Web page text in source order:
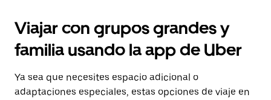
Viajar con grupos grandes y
familia usando la app de Uber
Ya sea que necesites espacio adicional o
adaptaciones especiales, estas opciones de viaje en